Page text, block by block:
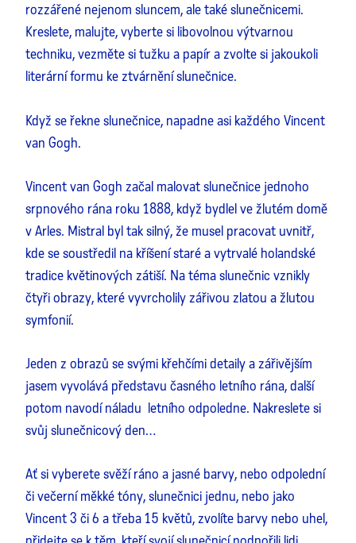
rozzářené nejenom sluncem, ale také slunečnicemi.
Kreslete, malujte, vyberte si libovolnou výtvarnou
techniku, vezměte si tužku a papír a zvolte si jakoukoli
literární formu ke ztvárnění slunečnice.
Když se řekne slunečnice, napadne asi každého Vincent
van Gogh.
Vincent van Gogh začal malovat slunečnice jednoho
srpnového rána roku 1888, když bydlel ve žlutém domě
v Arles. Mistral byl tak silný, že musel pracovat uvnitř,
kde se soustředil na kříšení staré a vytrvalé holandské
tradice květinových zátiší. Na téma slunečnic vznikly
čtyři obrazy, které vyvrcholily zářivou zlatou a žlutou
symfonií.
Jeden z obrazů se svými křehčími detaily a zářivějším
jasem vyvolává představu časného letního rána, další
potom navodí náladu letního odpoledne. Nakreslete si
svůj slunečnicový den…
Ať si vyberete svěží ráno a jasné barvy, nebo odpolední
či večerní měkké tóny, slunečnici jednu, nebo jako
Vincent 3 či 6 a třeba 15 květů, zvolíte barvy nebo uhel,